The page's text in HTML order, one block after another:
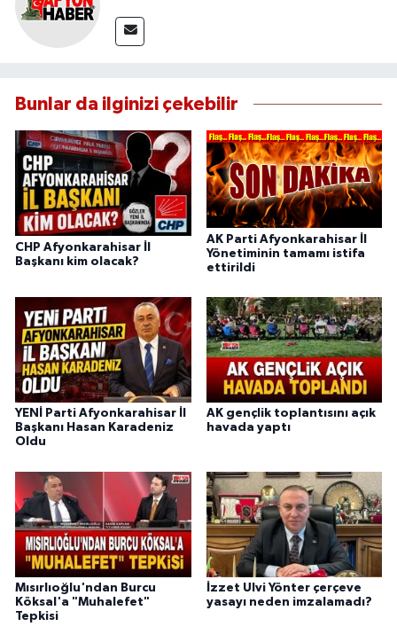
Bunlar da ilginizi çekebilir
CHP Afyonkarahisar İl
Başkanı kim olacak?
AK Parti Afyonkarahisar İl
Yönetiminin tamamı istifa
ettirildi
YENİ Parti Afyonkarahisar İl
Başkanı Hasan Karadeniz
Oldu
AK gençlik toplantısını açık
havada yaptı
Mısırlıoğlu'ndan Burcu
Köksal'a "Muhalefet"
Tepkisi
İzzet Ulvi Yönter çerçeve
yasayı neden imzalamadı?